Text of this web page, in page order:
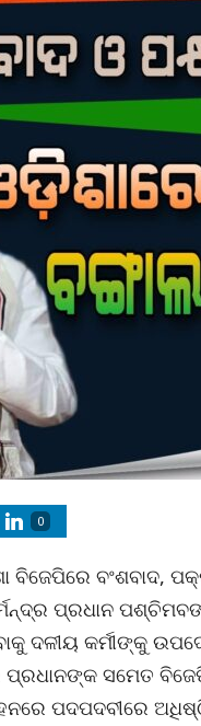
0
ବଂଶବାଦ,
ପ୍ରଧାନ
ଦଳୀୟ କର୍ମୀଙ୍କୁ
ପ୍ରଧାନଙ୍କ ସମେତ
ପଦପଦବୀରେ